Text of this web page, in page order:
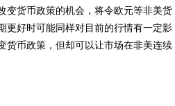
变货币政策的机会，将令欧元等非美货
更好时可能同样对目前的行情有一定影
货币政策，但却可以让市场在非美连续